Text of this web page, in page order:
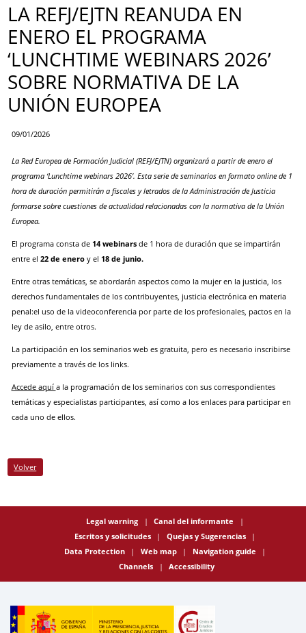
LA REFJ/EJTN REANUDA EN
ENERO EL PROGRAMA
‘LUNCHTIME WEBINARS 2026’
SOBRE NORMATIVA DE LA
UNIÓN EUROPEA
09/01/2026
La Red Europea de Formación Judicial (REFJ/EJTN) organizará a partir de enero el
programa ‘Lunchtime webinars 2026’. Esta serie de seminarios en formato online de 1
hora de duración permitirán a fiscales y letrados de la Administración de Justicia
formarse sobre cuestiones de actualidad relacionadas con la normativa de la Unión
Europea.
El programa consta de 14 webinars de 1 hora de duración que se impartirán
entre el 22 de enero y el 18 de junio.
Entre otras temáticas, se abordarán aspectos como la mujer en la justicia, los
derechos fundamentales de los contribuyentes, justicia electrónica en materia
penal:el uso de la videoconferencia por parte de los profesionales, pactos en la
ley de asilo, entre otros.
La participación en los seminarios web es gratuita, pero es necesario inscribirse
previamente a través de los links.
Accede aquí a la programación de los seminarios con sus correspondientes
temáticas y especialistas participantes, así como a los enlaces para participar en
cada uno de ellos.
Volver
Legal warning
Canal del informante
Escritos y solicitudes
Quejas y Sugerencias
Data Protection
Web map
Navigation guide
Channels
Accessibility